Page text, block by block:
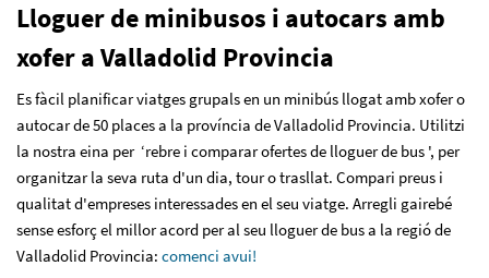
Lloguer de minibusos i autocars amb
xofer a Valladolid Provincia
Es fàcil planificar viatges grupals en un minibús llogat amb xofer o
autocar de 50 places a la província de Valladolid Provincia. Utilitzi
la nostra eina per ‘rebre i comparar ofertes de lloguer de bus ', per
organitzar la seva ruta d'un dia, tour o trasllat. Compari preus i
qualitat d'empreses interessades en el seu viatge. Arregli gairebé
sense esforç el millor acord per al seu lloguer de bus a la regió de
Valladolid Provincia: comenci avui!